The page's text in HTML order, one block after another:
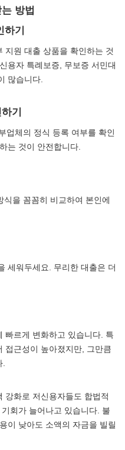
방법
하기
지원 대출 상품을 확인하는 것
용자 특례보증, 무보증 서민대
많습니다.
기
업체의 정식 등록 여부를 확인
는 것이 안전합니다.
을 꼼꼼히 비교하여 본인에
세워두세요. 무리한 대출은 더
빠르게 변화하고 있습니다. 특
접근성이 높아졌지만, 그만큼
강화로 저신용자들도 합법적
회가 늘어나고 있습니다. 불
이 낮아도 소액의 자금을 빌릴